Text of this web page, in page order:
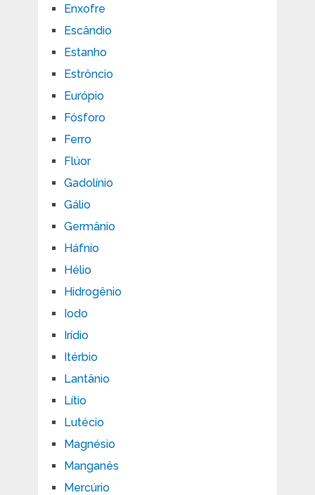
Enxofre
Escândio
Estanho
Estrôncio
Európio
Fósforo
Ferro
Flúor
Gadolínio
Gálio
Germânio
Háfnio
Hélio
Hidrogênio
Iodo
Irídio
Itérbio
Lantânio
Lítio
Lutécio
Magnésio
Manganês
Mercúrio